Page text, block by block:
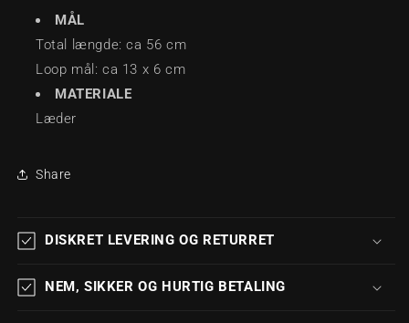
MÅL
Total længde: ca 56 cm
Loop mål: ca 13 x 6 cm
MATERIALE
Læder
Share
DISKRET LEVERING OG RETURRET
NEM, SIKKER OG HURTIG BETALING